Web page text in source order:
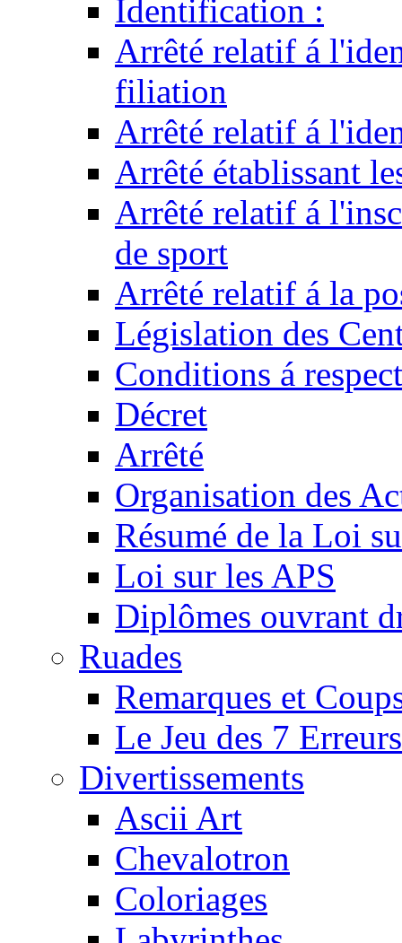
Identification :
Arrêté relatif á
filiation
Arrêté relatif á
Arrêté établissant
Arrêté relatif á
de sport
Arrêté relatif á la
Législation des
Conditions á
Décret
Arrêté
Organisation des
Résumé de la Loi
Loi sur les APS
Diplômes ouvrant
Ruades
Remarques et
Le Jeu des 7 Erreurs
Divertissements
Ascii Art
Chevalotron
Coloriages